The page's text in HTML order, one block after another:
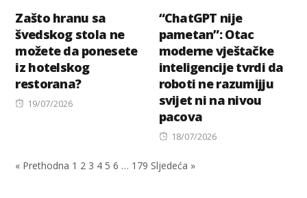
Zašto hranu sa
švedskog stola ne
možete da ponesete
iz hotelskog
restorana?
Posted
19/07/2026
“ChatGPT nije
pametan”: Otac
moderne vještačke
inteligencije tvrdi da
roboti ne razumijju
svijet ni na nivou
pacova
Posted
18/07/2026
« Prethodna 1 2 3 4 5 6 … 179 Sljedeća »